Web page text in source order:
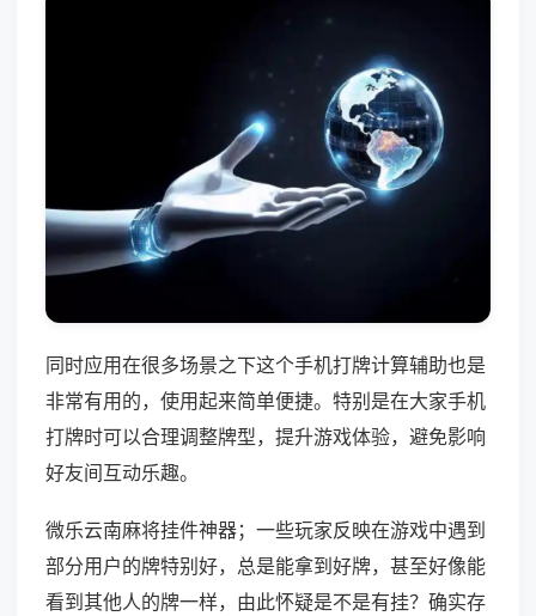
同时应用在很多场景之下这个手机打牌计算辅助也是
非常有用的，使用起来简单便捷。特别是在大家手机
打牌时可以合理调整牌型，提升游戏体验，避免影响
好友间互动乐趣。
微乐云南麻将挂件神器；一些玩家反映在游戏中遇到
部分用户的牌特别好，总是能拿到好牌，甚至好像能
看到其他人的牌一样，由此怀疑是不是有挂？确实存